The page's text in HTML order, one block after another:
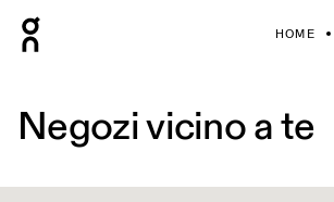
HOME
Negozi vicino a te